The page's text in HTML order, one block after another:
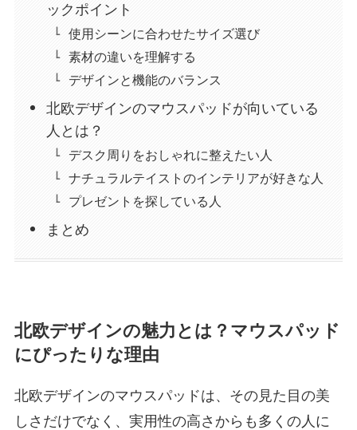
ックポイント
使用シーンに合わせたサイズ選び
素材の違いを理解する
デザインと機能のバランス
北欧デザインのマウスパッドが向いている
人とは？
デスク周りをおしゃれに整えたい人
ナチュラルテイストのインテリアが好きな人
プレゼントを探している人
まとめ
北欧デザインの魅力とは？マウスパッド
にぴったりな理由
北欧デザインのマウスパッドは、その見た目の美
しさだけでなく、実用性の高さからも多くの人に